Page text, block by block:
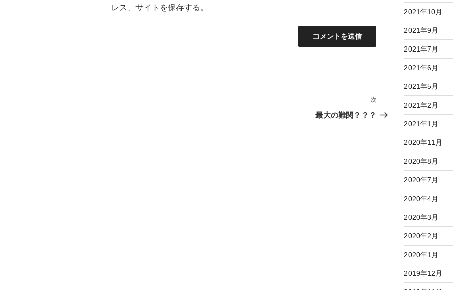
レス、サイトを保存する。
次
の
次
最大の難関？？？
2021年10月
2021年9月
2021年7月
2021年6月
2021年5月
2021年2月
2021年1月
2020年11月
2020年8月
2020年7月
2020年4月
2020年3月
2020年2月
2020年1月
2019年12月